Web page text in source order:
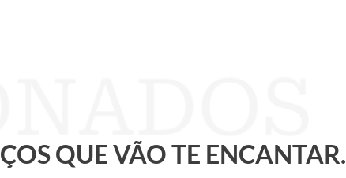
QUE VÃO TE ENCANTAR.